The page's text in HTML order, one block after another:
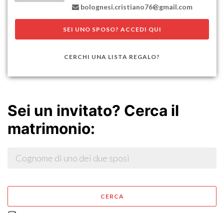
SEI UNO SPOSO? ACCEDI QUI
CERCHI UNA LISTA REGALO?
Sei un invitato? Cerca il
matrimonio:
CERCA